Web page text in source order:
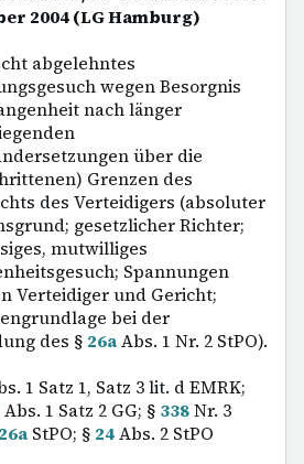
2004 (LG Hamburg)
abgelehntes
wegen Besorgnis
nach länger
über die
Grenzen des
des Verteidigers (absoluter
gesetzlicher Richter;
mutwilliges
Spannungen
Verteidiger und Gericht;
bei der
des § 26aAbs. 1 Nr. 2 StPO).
1 Satz 1, Satz 3 lit. d EMRK;
Abs. 1 Satz 2 GG; § 338Nr. 3
26a StPO; § 24Abs. 2 StPO